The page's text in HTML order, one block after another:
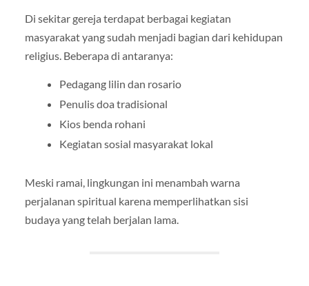
Di sekitar gereja terdapat berbagai kegiatan
masyarakat yang sudah menjadi bagian dari kehidupan
religius. Beberapa di antaranya:
Pedagang lilin dan rosario
Penulis doa tradisional
Kios benda rohani
Kegiatan sosial masyarakat lokal
Meski ramai, lingkungan ini menambah warna
perjalanan spiritual karena memperlihatkan sisi
budaya yang telah berjalan lama.